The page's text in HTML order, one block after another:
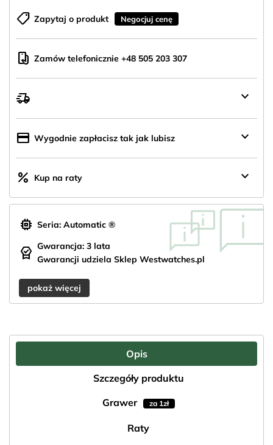
shoppingmode Zapytaj o produkt Negocjuj cenę
mobile_hand Zamów telefonicznie +48 505 203 307
delivery_truck_speed keyboard_arrow_down
credit_card Wygodnie zapłacisz tak jak lubisz keyboard_arrow_down
percent Kup na raty keyboard_arrow_down
memory Seria: Automatic ®
editor_choice Gwarancja: 3 lata
Gwarancji udziela Sklep Westwatches.pl
pokaż więcej
Opis
Szczegóły produktu
Grawer
za 1zł
Raty